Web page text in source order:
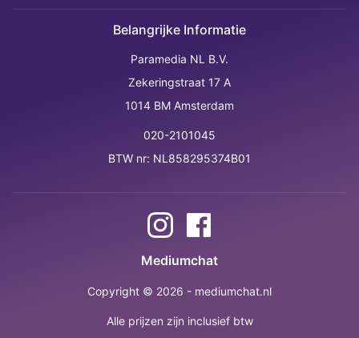
Belangrijke Informatie
Paramedia NL B.V.
Zekeringstraat 17 A
1014 BM Amsterdam
020-2101045
BTW nr: NL858295374B01
Mediumchat
Copyright © 2026 - mediumchat.nl
Alle prijzen zijn inclusief btw